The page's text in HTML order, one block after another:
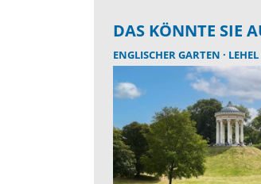
DAS KÖNNTE SIE
ENGLISCHER GARTEN LEHEL